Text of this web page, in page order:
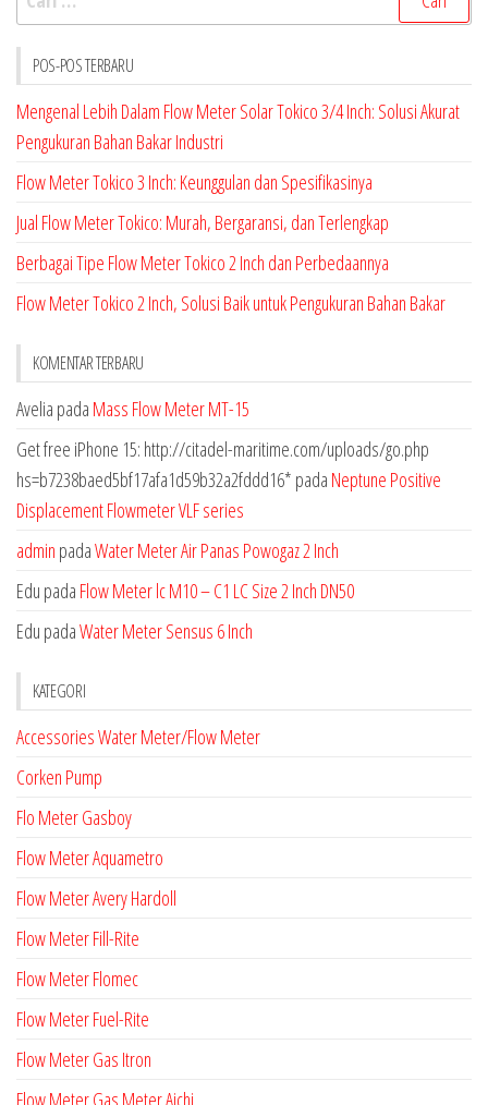
untuk:
POS-POS TERBARU
Mengenal Lebih Dalam Flow Meter Solar Tokico 3/4 Inch: Solusi Akurat
Pengukuran Bahan Bakar Industri
Flow Meter Tokico 3 Inch: Keunggulan dan Spesifikasinya
Jual Flow Meter Tokico: Murah, Bergaransi, dan Terlengkap
Berbagai Tipe Flow Meter Tokico 2 Inch dan Perbedaannya
Flow Meter Tokico 2 Inch, Solusi Baik untuk Pengukuran Bahan Bakar
KOMENTAR TERBARU
Avelia pada Mass Flow Meter MT-15
Get free iPhone 15: http://citadel-maritime.com/uploads/go.php
hs=b7238baed5bf17afa1d59b32a2fddd16* pada Neptune Positive
Displacement Flowmeter VLF series
admin padaWater Meter Air Panas Powogaz 2 Inch
Edu pada Flow Meter lc M10 – C1 LC Size 2 Inch DN50
Edu padaWater Meter Sensus 6 Inch
KATEGORI
Accessories Water Meter/Flow Meter
Corken Pump
Flo Meter Gasboy
Flow Meter Aquametro
Flow Meter Avery Hardoll
Flow Meter Fill-Rite
Flow Meter Flomec
Flow Meter Fuel-Rite
Flow Meter Gas Itron
Flow Meter Gas Meter Aichi